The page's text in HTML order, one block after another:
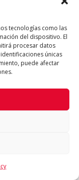
tecnologías como las
del dispositivo. El
procesar datos
únicas
puede afectar
DE
VC14503
en …